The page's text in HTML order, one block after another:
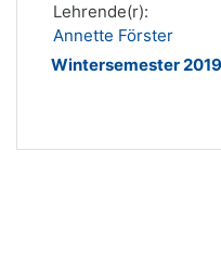
Lehrende(r):
Annette Förster
Wintersemester